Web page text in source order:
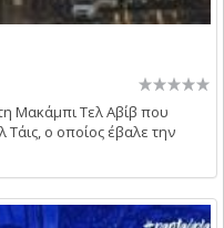
Μακάμπι Τελ Αβίβ που
ο οποίος έβαλε την